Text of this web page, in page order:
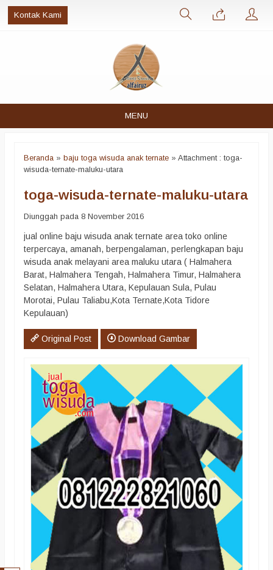
Kontak Kami
MENU
Beranda » baju toga wisuda anak ternate » Attachment : toga-
wisuda-ternate-maluku-utara
toga-wisuda-ternate-maluku-utara
Diunggah pada 8 November 2016
jual online baju wisuda anak ternate area toko online
terpercaya, amanah, berpengalaman, perlengkapan baju
wisuda anak melayani area maluku utara ( Halmahera
Barat, Halmahera Tengah, Halmahera Timur, Halmahera
Selatan, Halmahera Utara, Kepulauan Sula, Pulau
Morotai, Pulau Taliabu,Kota Ternate,Kota Tidore
Kepulauan)
Original Post Download Gambar